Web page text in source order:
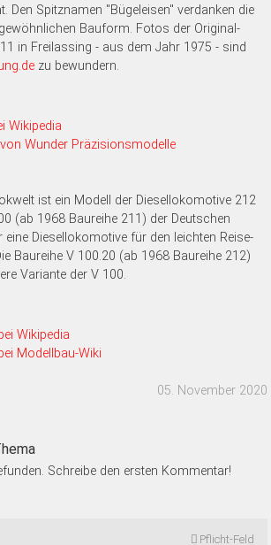
Den Spitznamen "Bügeleisen" verdanken die
Bauform. Fotos der Original-
in Freilassing - aus dem Jahr 1975 - sind
zu bewundern.
Wikipedia
Wunder Präzisionsmodelle
ist ein Modell der Diesellokomotive 212
(ab 1968 Baureihe 211) der Deutschen
eine Diesellokomotive für den leichten Reise-
Baureihe V 100.20 (ab 1968 Baureihe 212)
Variante der V 100.
Wikipedia
Modellbau-Wiki
05. November 2020
Schreibe den ersten Kommentar!
Pflicht-Feld